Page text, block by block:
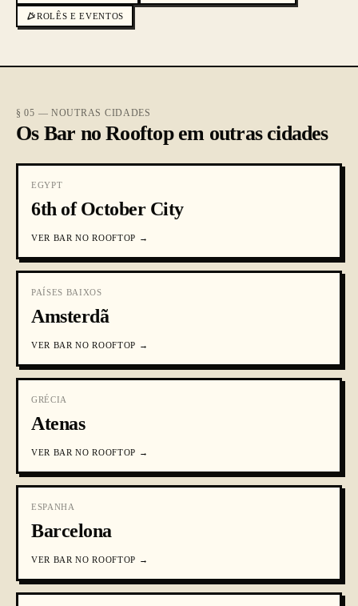
ROLÊS E EVENTOS
§ 05 — NOUTRAS CIDADES
Os Bar no Rooftop em outras cidades
EGYPT
6th of October City
VER BAR NO ROOFTOP →
PAÍSES BAIXOS
Amsterdã
VER BAR NO ROOFTOP →
GRÉCIA
Atenas
VER BAR NO ROOFTOP →
ESPANHA
Barcelona
VER BAR NO ROOFTOP →